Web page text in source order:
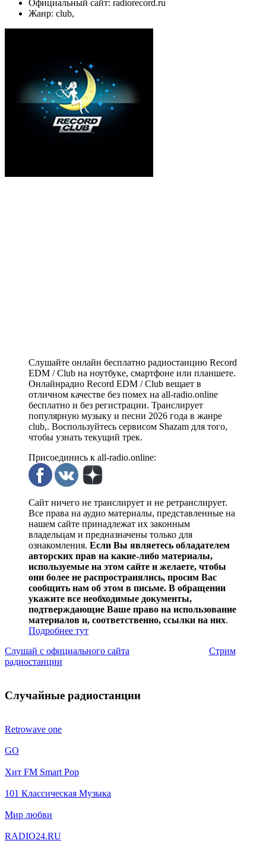
Официальный сайт: radiorecord.ru
Жанр: club,
Слушайте онлайн бесплатно радиостанцию Record
EDM / Club на ноутбуке, смартфоне или планшете.
Онлайнрадио Record EDM / Club вещает в
отличном качестве без помех на all-radio.online
бесплатно и без регистрации. Транслирует
популярную музыку и песни 2026 года в жанре
club,. Воспользуйтесь сервисом Shazam для того,
чтобы узнать текущий трек.
Присоединись к all-radio.online:
Сайт ничего не транслирует и не ретранслирует.
Все права на аудио материалы, представленные на
нашем сайте принадлежат их законным
владельцам и предназначены только для
ознакомления. Если Вы являетесь обладателем
авторских прав на какие-либо материалы,
используемые на этом сайте и желаете, чтобы
они более не распространялись, просим Вас
сообщить нам об этом в письме. В обращении
укажите все необходимые документы,
подтверждающие Ваше право на использование
материалов и, соответственно, ссылки на них.
Подробнее тут
Слушай с официального сайта
Стрим
радиостанции
Случайные радиостанции
Retrowave one
GO
Хит FM Smart Pop
101 Классическая Музыка
Мир любви
RADIO24.RU